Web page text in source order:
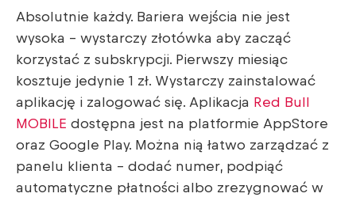
Absolutnie każdy. Bariera wejścia nie jest
wysoka – wystarczy złotówka aby zacząć
korzystać z subskrypcji. Pierwszy miesiąc
kosztuje jedynie 1 zł. Wystarczy zainstalować
aplikację i zalogować się. Aplikacja Red Bull
MOBILE dostępna jest na platformie AppStore
oraz Google Play. Można nią łatwo zarządzać z
panelu klienta – dodać numer, podpiąć
automatyczne płatności albo zrezygnować w